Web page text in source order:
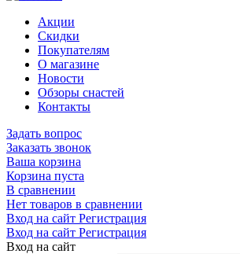
Акции
Скидки
Покупателям
О магазине
Новости
Обзоры снастей
Контакты
Задать вопрос
Заказать звонок
Ваша корзина
Корзина пуста
В сравнении
Нет товаров в сравнении
Вход на сайт Регистрация
Вход на сайт Регистрация
Вход на сайт